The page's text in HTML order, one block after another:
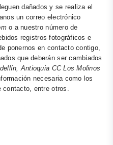
dañados y se realiza el
un correo electrónico
o a nuestro número de
registros fotográficos e
ponernos en contacto contigo,
que deberán ser cambiados
Antioquia CC Los Molinos
necesaria como los
entre otros.